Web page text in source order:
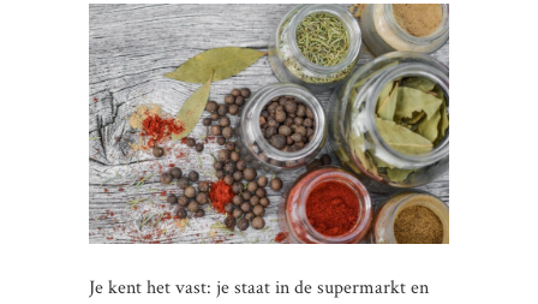
Je kent het vast: je staat in de supermarkt en